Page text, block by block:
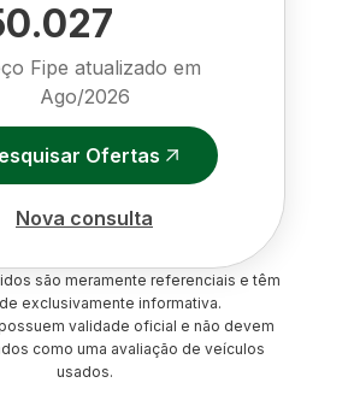
Fipe atualizado em
Ago/2026
Ofertas
Nova consulta
são meramente referenciais e têm
exclusivamente informativa.
validade oficial e não devem
como uma avaliação de veículos
usados.